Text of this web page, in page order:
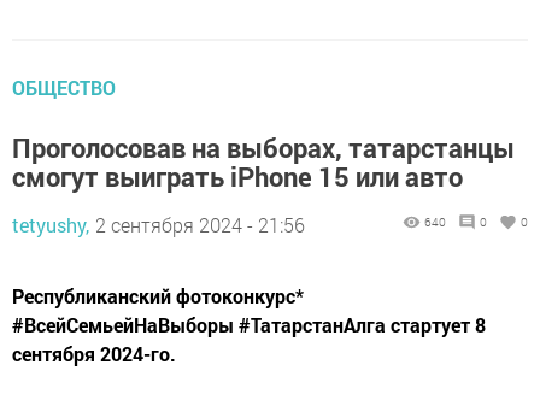
ОБЩЕСТВО
Проголосовав на выборах, татарстанцы
смогут выиграть iPhone 15 или авто
tetyushy, 2 сентября 2024 - 21:56 640 0 0
Республиканский фотоконкурс*
#ВсейСемьейНаВыборы #ТатарстанАлга стартует 8
сентября 2024-го.